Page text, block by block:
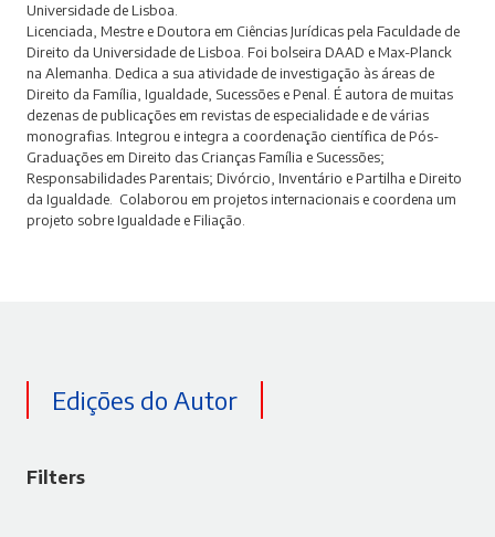
Universidade de Lisboa.
Licenciada, Mestre e Doutora em Ciências Jurídicas pela Faculdade de
Direito da Universidade de Lisboa. Foi bolseira DAAD e Max-Planck
na Alemanha. Dedica a sua atividade de investigação às áreas de
Direito da Família, Igualdade, Sucessões e Penal. É autora de muitas
dezenas de publicações em revistas de especialidade e de várias
monografias. Integrou e integra a coordenação científica de Pós-
Graduações em Direito das Crianças Família e Sucessões;
Responsabilidades Parentais; Divórcio, Inventário e Partilha e Direito
da Igualdade. Colaborou em projetos internacionais e coordena um
projeto sobre Igualdade e Filiação.
Edições do Autor
Filters